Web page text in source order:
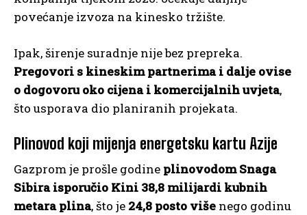
povećanje izvoza na kinesko tržište.
Ipak, širenje suradnje nije bez prepreka.
Pregovori s kineskim partnerima i dalje ovise
o dogovoru oko cijena i komercijalnih uvjeta,
što usporava dio planiranih projekata.
Plinovod koji mijenja energetsku kartu Azije
Gazprom je prošle godine plinovodom Snaga
Sibira isporučio Kini 38,8 milijardi kubnih
metara plina, što je 24,8 posto više nego godinu